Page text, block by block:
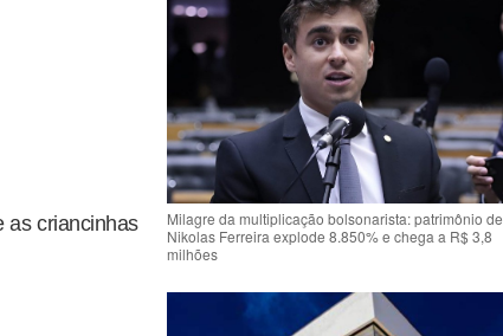
as criancinhas
Milagre da multiplicação bolsonarista: patrimônio de
Nikolas Ferreira explode 8.850% e chega a R$ 3,8
milhões